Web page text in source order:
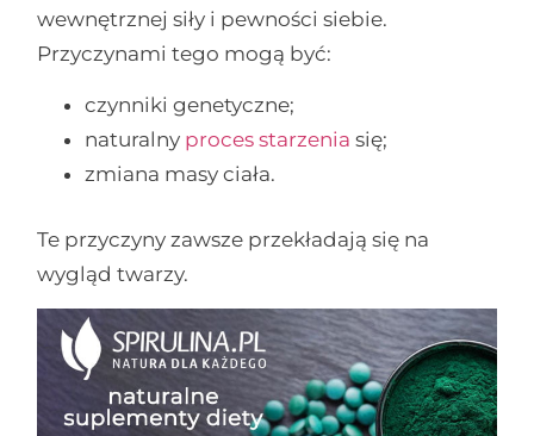
wewnętrznej siły i pewności siebie.
Przyczynami tego mogą być:
czynniki genetyczne;
naturalny proces starzenia się;
zmiana masy ciała.
Te przyczyny zawsze przekładają się na
wygląd twarzy.